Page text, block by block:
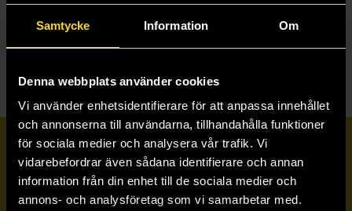
Samtycke Information Om
Denna webbplats använder cookies
Vi använder enhetsidentifierare för att anpassa innehållet
och annonserna till användarna, tillhandahålla funktioner
för sociala medier och analysera vår trafik. Vi
vidarebefordrar även sådana identifierare och annan
information från din enhet till de sociala medier och
annons- och analysföretag som vi samarbetar med.
SAMLINGSVOLYM
TECKNA & MÅLA TECKNAD SERIE
Prenumerera på vårt nyhetsbrev
Veckobrevet